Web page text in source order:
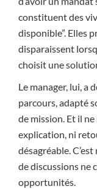
constituent des
disponible”. Elles
disparaissent
choisit une
Le manager, lui, a
parcours, adapté
de mission. Et il
explication, ni
désagréable.
de discussions ne
opportunités.